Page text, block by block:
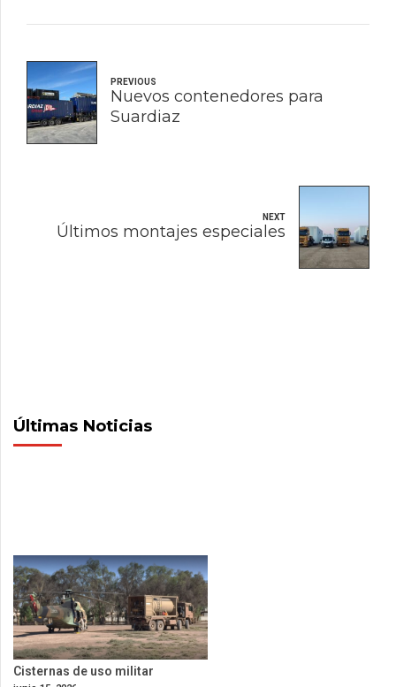
PREVIOUS
Nuevos contenedores para
Suardiaz
NEXT
Últimos montajes especiales
Últimas Noticias
Cisternas de uso militar